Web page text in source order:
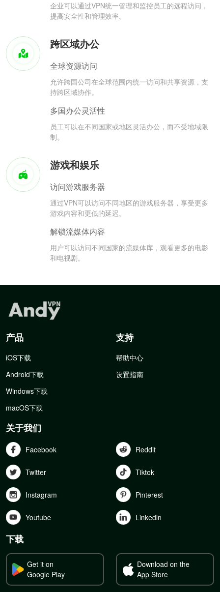
企业可以通过VPN统一管理和监控员工的远程访问，
提高安全性和管理效率。
跨区域办公
全球资源访问
允许跨国公司在全球范围内统一访问和共享资源，支
持跨区域协作。
多国办公灵活性
员工可以在不同国家或地区灵活办公，而不受地域限
制。
游戏和娱乐
访问游戏服务器
通过VPN可以访问不同地区的游戏服务器，享受更多
游戏内容和更低的延迟。
解锁流媒体内容
用户可以访问不同国家的流媒体库，观看更多的电影
和电视剧。
产品
iOS下载
Android下载
Windows下载
macOS下载
支持
帮助中心
设置指南
关于我们
Facebook Reddit
Twitter Tiktok
Instagram Pinterest
Youtube Linkedln
下载
Get it on
Google Play
Download on the
App Store